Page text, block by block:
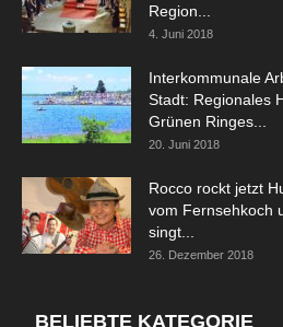
Region...
4. Juni 2018
Interkommunale
Stadt: Regionales
Grünen Ringes...
20. Juni 2018
Rocco rockt jetzt
vom Fernsehkoch
singt...
26. Dezember 2018
BELIEBTE KATEGORIE